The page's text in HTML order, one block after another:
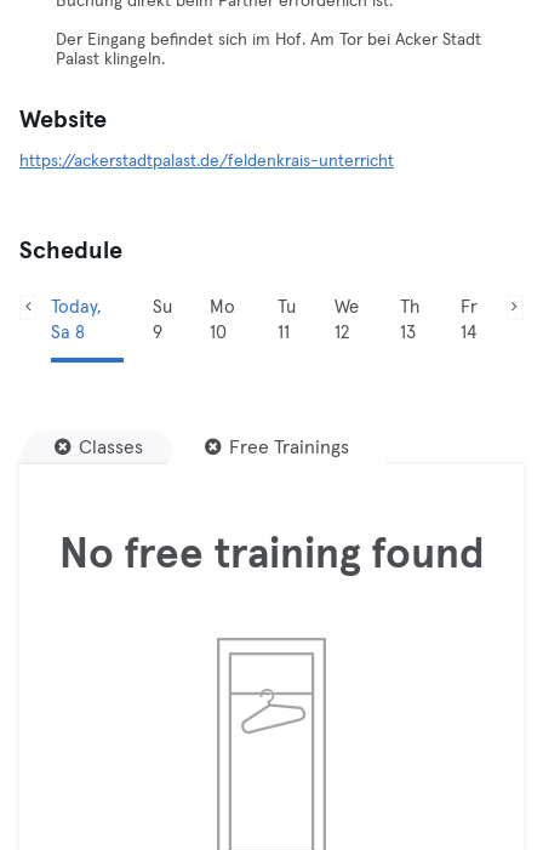
Der Eingang befindet sich im Hof. Am Tor bei Acker Stadt
Palast klingeln.
Website
https://ackerstadtpalast.de/feldenkrais-unterricht
Schedule
Today,
Sa 8
Su
9
Mo
10
Tu
11
We
12
Th
13
Fr
14
Classes Free Trainings
No free training found